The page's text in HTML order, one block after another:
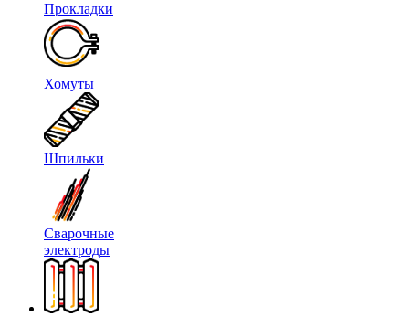
Прокладки
Хомуты
Шпильки
Сварочные
электроды